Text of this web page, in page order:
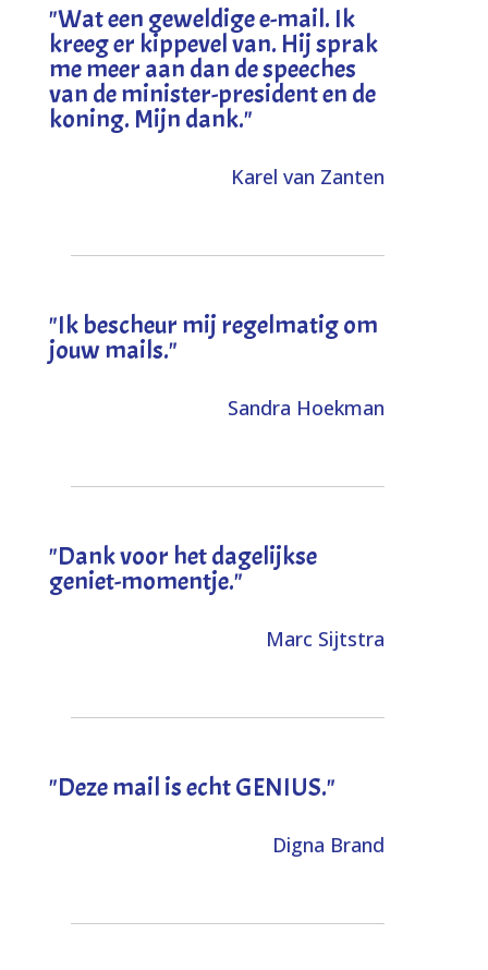
"Wat een geweldige e-mail. Ik
kreeg er kippevel van. Hij sprak
me meer aan dan de speeches
van de minister-president en de
koning. Mijn dank."
Karel van Zanten
"Ik bescheur mij regelmatig om
jouw mails."
Sandra Hoekman
"Dank voor het dagelijkse
geniet-momentje."
Marc Sijtstra
"Deze mail is echt GENIUS."
Digna Brand